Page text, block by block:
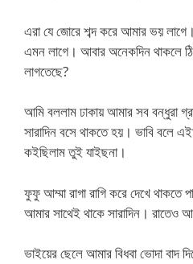
এরা যে জোরে শব্দ করে আমার ভয়
এমন লাগে। আবার অনেকদিন থাকলে
লাগতেছে?
আমি বললাম ঢাকায় আমার সব বন্ধুরা
সারাদিন বসে থাকতে হয়। ভাবি বলে
কইছিলাম তুই যাইছনা।
ফুফু আম্মা রাগা রাগি করে দেখে
আমার সাথেই থাকে সারাদিন। রাতেও
ভাইয়ের ছেলে আমার বিধবা ভোদা বাদ